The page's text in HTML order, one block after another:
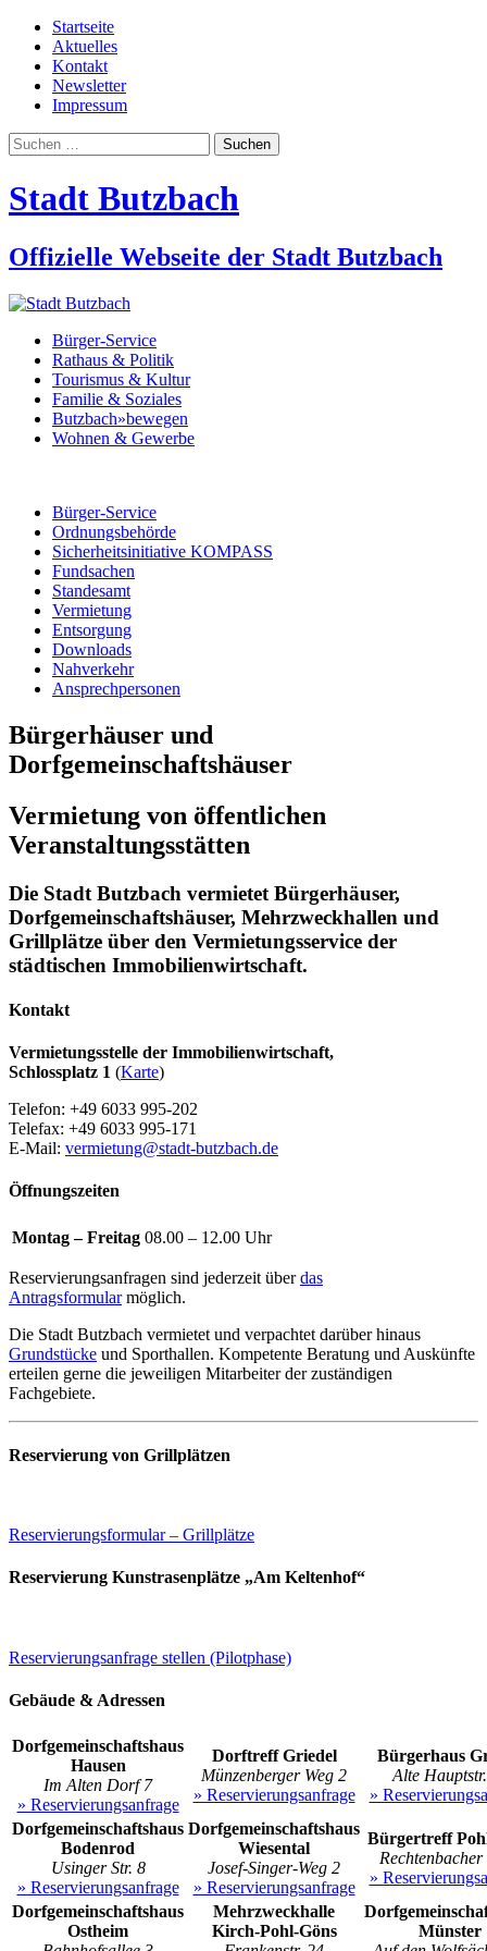
Startseite
Aktuelles
Kontakt
Newsletter
Impressum
Suchen
nach:
Stadt Butzbach
Offizielle Webseite der Stadt Butzbach
Bürger-Service
Rathaus & Politik
Tourismus & Kultur
Familie & Soziales
Butzbach»bewegen
Wohnen & Gewerbe
Bürger-Service
Ordnungsbehörde
Sicherheitsinitiative KOMPASS
Fundsachen
Standesamt
Vermietung
Entsorgung
Downloads
Nahverkehr
Ansprechpersonen
Bürgerhäuser und
Dorfgemeinschaftshäuser
Vermietung von öffentlichen
Veranstaltungsstätten
Die Stadt Butzbach vermietet Bürgerhäuser,
Dorfgemeinschaftshäuser, Mehrzweckhallen und
Grillplätze über den Vermietungsservice der
städtischen Immobilienwirtschaft.
Kontakt
Vermietungsstelle der Immobilienwirtschaft,
Schlossplatz 1 (Karte)
Telefon: +49 6033 995-202
Telefax: +49 6033 995-171
E-Mail: vermietung@stadt-butzbach.de
Öffnungszeiten
Montag – Freitag 08.00 – 12.00 Uhr
Reservierungsanfragen sind jederzeit überdas
Antragsformularmöglich.
Die Stadt Butzbach vermietet und verpachtet darüber hinaus
Grundstücke und Sporthallen. Kompetente Beratung und Auskünfte
erteilen gerne die jeweiligen Mitarbeiter der zuständigen
Fachgebiete.
Reservierung von Grillplätzen
Reservierungsformular – Grillplätze
Reservierung Kunstrasenplätze „Am Keltenhof“
Reservierungsanfrage stellen (Pilotphase)
Gebäude & Adressen
Dorfgemeinschaftshaus
Hausen
Im Alten Dorf 7
» Reservierungsanfrage
Dorftreff Griedel
Münzenberger Weg 2
» Reservierungsanfrage
Bürgerhaus
Alte
»
Dorfgemeinschaftshaus
Bodenrod
Usinger Str. 8
» Reservierungsanfrage
Dorfgemeinschaftshaus
Wiesental
Josef-Singer-Weg 2
» Reservierungsanfrage
Bürgertreff
Rechtenbacher
»
Dorfgemeinschaftshaus
Ostheim
Mehrzweckhalle
Kirch-Pohl-Göns
Münster